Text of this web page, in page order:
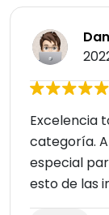
Excelencia
categoría.
especial
esto de las